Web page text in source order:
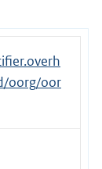
oorg/oor